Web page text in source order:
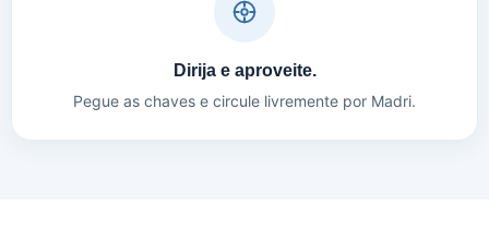
Dirija e aproveite.
Pegue as chaves e circule livremente por Madri.